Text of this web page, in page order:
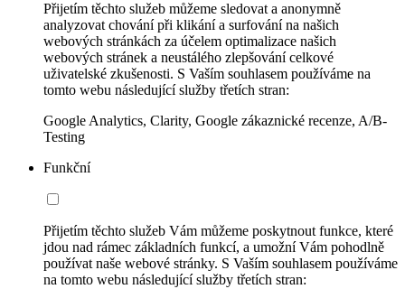
Přijetím těchto služeb můžeme sledovat a anonymně
analyzovat chování při klikání a surfování na našich
webových stránkách za účelem optimalizace našich
webových stránek a neustálého zlepšování celkové
uživatelské zkušenosti. S Vaším souhlasem používáme na
tomto webu následující služby třetích stran:
Google Analytics, Clarity, Google zákaznické recenze, A/B-
Testing
Funkční
Přijetím těchto služeb Vám můžeme poskytnout funkce, které
jdou nad rámec základních funkcí, a umožní Vám pohodlně
používat naše webové stránky. S Vaším souhlasem používáme
na tomto webu následující služby třetích stran: